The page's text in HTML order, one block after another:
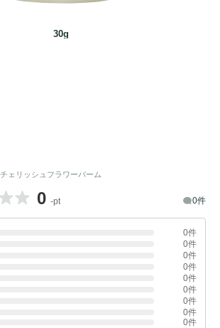
30g
チェリッシュフラワーバーム
0 -pt 0件
0件
0件
0件
0件
0件
0件
0件
0件
0件